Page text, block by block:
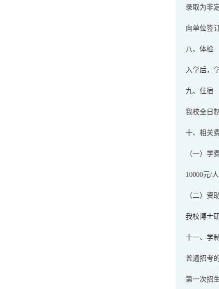
录取为非
向单位签
八、体检
入学后，
九、住宿
我校全日
十、相关
（一）学
10000元/人
（二）资
我校博士
十一、学
普通招考
第一次招